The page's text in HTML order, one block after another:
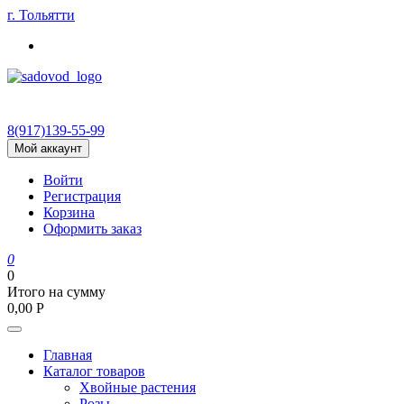
Skip
content
г. Тольятти
8(917)139‑55-99
Мой аккаунт
Войти
Регистрация
Корзина
Оформить заказ
0
0
Итого на сумму
0,00 Р
Главная
Каталог товаров
Хвойные растения